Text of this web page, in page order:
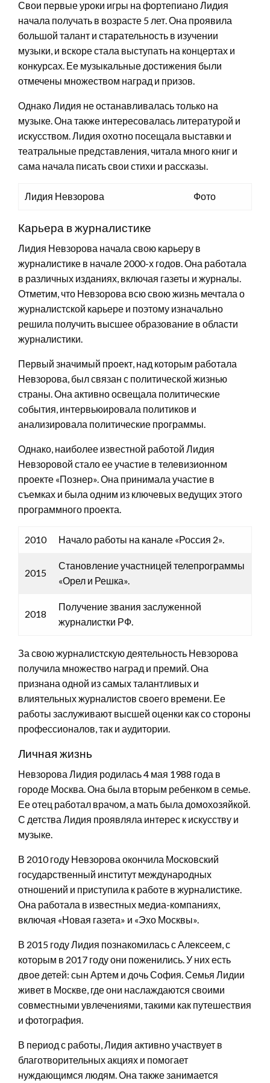
Свои первые уроки игры на фортепиано Лидия
начала получать в возрасте 5 лет. Она проявила
большой талант и старательность в изучении
музыки, и вскоре стала выступать на концертах и
конкурсах. Ее музыкальные достижения были
отмечены множеством наград и призов.
Однако Лидия не останавливалась только на
музыке. Она также интересовалась литературой и
искусством. Лидия охотно посещала выставки и
театральные представления, читала много книг и
сама начала писать свои стихи и рассказы.
Лидия Невзорова Фото
Карьера в журналистике
Лидия Невзорова начала свою карьеру в
журналистике в начале 2000-х годов. Она работала
в различных изданиях, включая газеты и журналы.
Отметим, что Невзорова всю свою жизнь мечтала о
журналистской карьере и поэтому изначально
решила получить высшее образование в области
журналистики.
Первый значимый проект, над которым работала
Невзорова, был связан с политической жизнью
страны. Она активно освещала политические
события, интервьюировала политиков и
анализировала политические программы.
Однако, наиболее известной работой Лидия
Невзоровой стало ее участие в телевизионном
проекте «Познер». Она принимала участие в
съемках и была одним из ключевых ведущих этого
программного проекта.
2010 Начало работы на канале «Россия 2».
2015
Становление участницей телепрограммы
«Орел и Решка».
2018
Получение звания заслуженной
журналистки РФ.
За свою журналистскую деятельность Невзорова
получила множество наград и премий. Она
признана одной из самых талантливых и
влиятельных журналистов своего времени. Ее
работы заслуживают высшей оценки как со стороны
профессионалов, так и аудитории.
Личная жизнь
Невзорова Лидия родилась 4 мая 1988 года в
городе Москва. Она была вторым ребенком в семье.
Ее отец работал врачом, а мать была домохозяйкой.
С детства Лидия проявляла интерес к искусству и
музыке.
В 2010 году Невзорова окончила Московский
государственный институт международных
отношений и приступила к работе в журналистике.
Она работала в известных медиа-компаниях,
включая «Новая газета» и «Эхо Москвы».
В 2015 году Лидия познакомилась с Алексеем, с
которым в 2017 году они поженились. У них есть
двое детей: сын Артем и дочь София. Семья Лидии
живет в Москве, где они наслаждаются своими
совместными увлечениями, такими как путешествия
и фотография.
В период с работы, Лидия активно участвует в
благотворительных акциях и помогает
нуждающимся людям. Она также занимается